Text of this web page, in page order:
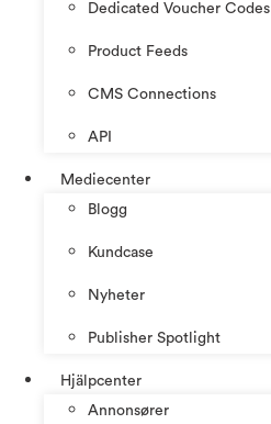
Dedicated Voucher Codes
Product Feeds
CMS Connections
API
Mediecenter
Blogg
Kundcase
Nyheter
Publisher Spotlight
Hjälpcenter
Annonsører